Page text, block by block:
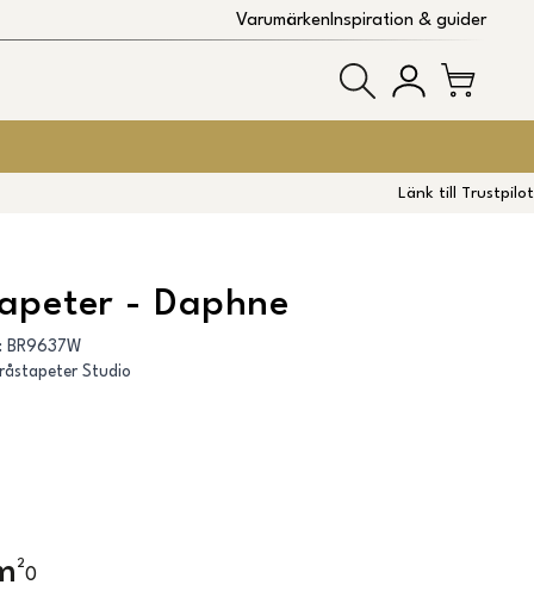
VarumärkenInspiration & guider
Länk till Trustpilot
- Daphne
BR9637W
Studio
0